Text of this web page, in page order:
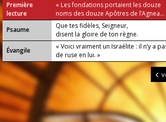
Première
lecture
« Les fondations portaient les douze
noms des douze Apôtres de l’Agnea...
Psaume
Que tes fidèles, Seigneur,
disent la gloire de ton règne.
Évangile
« Voici vraiment un Israélite : il n’y a
de ruse en lui. »